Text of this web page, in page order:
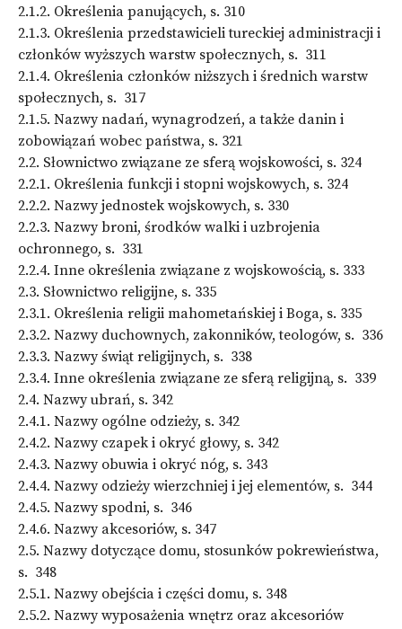
2.1.2. Określenia panujących, s. 310
2.1.3. Określenia przedstawicieli tureckiej administracji i
członków wyższych warstw społecznych, s. 311
2.1.4. Określenia członków niższych i średnich warstw
społecznych, s. 317
2.1.5. Nazwy nadań, wynagrodzeń, a także danin i
zobowiązań wobec państwa, s. 321
2.2. Słownictwo związane ze sferą wojskowości, s. 324
2.2.1. Określenia funkcji i stopni wojskowych, s. 324
2.2.2. Nazwy jednostek wojskowych, s. 330
2.2.3. Nazwy broni, środków walki i uzbrojenia
ochronnego, s. 331
2.2.4. Inne określenia związane z wojskowością, s. 333
2.3. Słownictwo religijne, s. 335
2.3.1. Określenia religii mahometańskiej i Boga, s. 335
2.3.2. Nazwy duchownych, zakonników, teologów, s. 336
2.3.3. Nazwy świąt religijnych, s. 338
2.3.4. Inne określenia związane ze sferą religijną, s. 339
2.4. Nazwy ubrań, s. 342
2.4.1. Nazwy ogólne odzieży, s. 342
2.4.2. Nazwy czapek i okryć głowy, s. 342
2.4.3. Nazwy obuwia i okryć nóg, s. 343
2.4.4. Nazwy odzieży wierzchniej i jej elementów, s. 344
2.4.5. Nazwy spodni, s. 346
2.4.6. Nazwy akcesoriów, s. 347
2.5. Nazwy dotyczące domu, stosunków pokrewieństwa,
s. 348
2.5.1. Nazwy obejścia i części domu, s. 348
2.5.2. Nazwy wyposażenia wnętrz oraz akcesoriów